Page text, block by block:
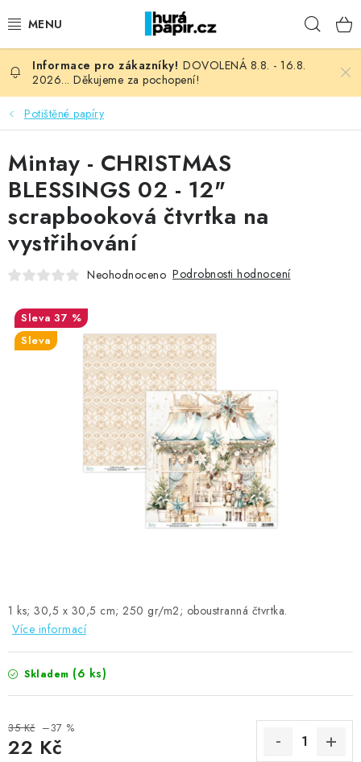
na
NOVINKY
HURÁ DÍLNA
VŠECHNO ZBOŽÍ
KNIHAŘSKÝ MATERIÁL
KURZY NATY LYSAK
OBLÍBENÉ ♥️
FOTORECENZE
MOJE OBJEDNÁVKA
Kontakty Moje objednávka
Oblíbené ♥️
Hodnocení obchodu
Obchodní podmínky
Podmínky ochrany osobních údajů
Ověřování recenzí
DOVOLENÁ 8.8. - 16.8.
2026... Děkujeme za pochopení!
Potištěné papíry
1 ks; 30,5 x 30,5 cm; 250 gr/m2; oboustranná čtvrtka.
Více informací
Skladem (6 ks)
35 Kč –37 %
22 Kč
Mintay - CHRISTMAS
BLESSINGS 02 - 12"
scrapbooková čtvrtka na
vystřihování
Neohodnoceno Podrobnosti hodnocení
37 %
Sleva